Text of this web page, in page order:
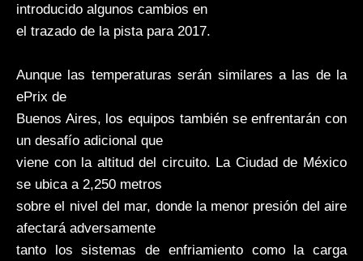
introducido algunos cambios en
el trazado de la pista para 2017.
Aunque las temperaturas serán similares a las de la
ePrix de
Buenos Aires, los equipos también se enfrentarán con
un desafío adicional que
viene con la altitud del circuito. La Ciudad de México
se ubica a 2,250 metros
sobre el nivel del mar, donde la menor presión del aire
afectará adversamente
tanto los sistemas de enfriamiento como la carga